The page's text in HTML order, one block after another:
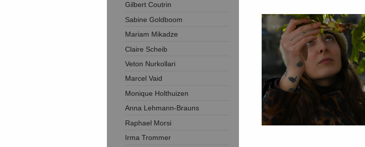
Gilbert Coutrin
Sabine Goldboom
Mariam Mikadze
Claire Scheib
Veton Nurkollari
Marcel Vaid
Monique Holthuizen
Anna Lehmann-Brauns
Raphael Morsi
Irma Trommer